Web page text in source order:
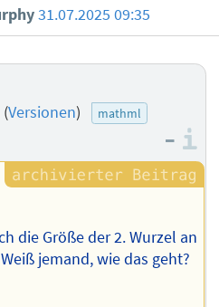
31.07.2025 09:35
(Versionen) mathml
–
die Größe der 2. Wurzel an
jemand, wie das geht?